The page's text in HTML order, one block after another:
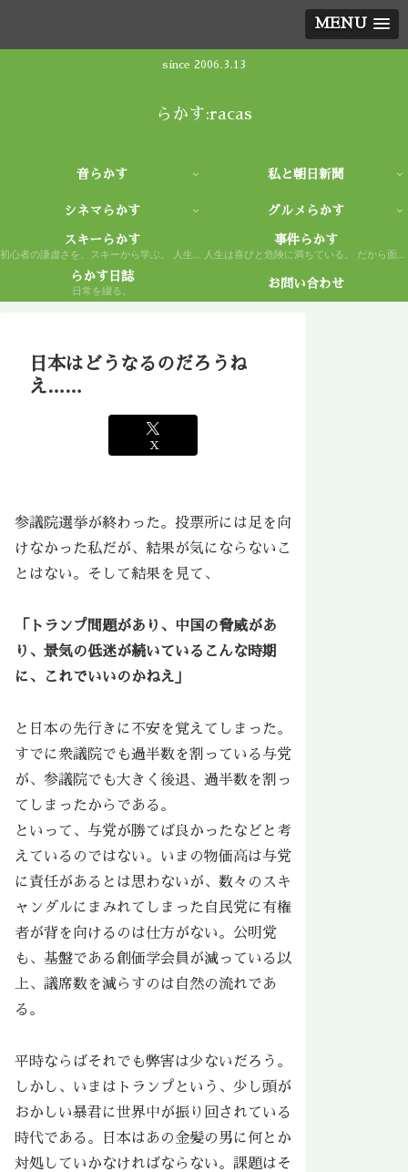
MENU
since 2006.3.13
らかす:racas
音らかす 私と朝日新聞
シネマらかす グルメらかす
スキーらかす
初心者の謙虚さを、スキーから学ぶ。 人生もまた然り。
事件らかす
人生は喜びと危険に満ちている。 だから面白い。
らかす日誌
日常を綴る。
お問い合わせ
日本はどうなるのだろうね
え……
X
参議院選挙が終わった。投票所には足を向
けなかった私だが、結果が気にならないこ
とはない。そして結果を見て、
「トランプ問題があり、中国の脅威があ
り、景気の低迷が続いているこんな時期
に、これでいいのかねえ」
と日本の先行きに不安を覚えてしまった。
すでに衆議院でも過半数を割っている与党
が、参議院でも大きく後退、過半数を割っ
てしまったからである。
といって、与党が勝てば良かったなどと考
えているのではない。いまの物価高は与党
に責任があるとは思わないが、数々のスキ
ャンダルにまみれてしまった自民党に有権
者が背を向けるのは仕方がない。公明党
も、基盤である創価学会員が減っている以
上、議席数を減らすのは自然の流れであ
る。
平時ならばそれでも弊害は少ないだろう。
しかし、いまはトランプという、少し頭が
おかしい暴君に世界中が振り回されている
時代である。日本はあの金髪の男に何とか
対処していかなければならない。課題はそ